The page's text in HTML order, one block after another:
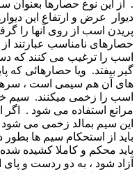
. از این نوع حصارها بعنوان
دیوار عرض و ارتفاع این
پریدن اسب از روی آنها را
حصارهای نامناسب عبارتند
اسب را ترغیب می کنند که
گیر بیفتد. ویا حصارهائی که
های آن هم سیمی است ،
اسب را زخمی میکنند. سیم
مراتع استفاده می شود . اگر
این سیم بمالد زخمی می شود
باید از استحکام سیم ها
باید محکم و کاملا کشیده
آزاد شود ، به دو ردست و